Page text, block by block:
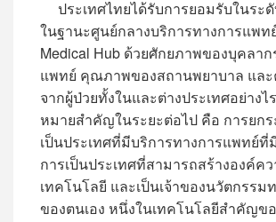
ประเทศไทยได้รับการยอมรับในระ
ในฐานะศูนย์กลางบริการทางการแพท
Medical Hub ด้วยศักยภาพของบุคลาก
แพทย์ คุณภาพของสถานพยาบาล แล
จากผู้ป่วยทั้งในและต่างประเทศอย่างไ
หมายสำคัญในระยะต่อไป คือ การยก
เป็นประเทศที่มีบริการทางการแพทย์
การเป็นประเทศที่สามารถสร้างองค์ค
เทคโนโลยี และเป็นเจ้าของนวัตกรรม
ของตนเอง หนึ่งในเทคโนโลยีสำคัญข